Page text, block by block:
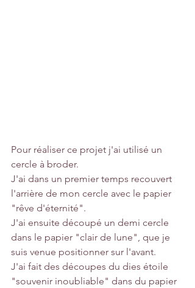
Pour réaliser ce projet j'ai utilisé un
cercle à broder.
J'ai dans un premier temps recouvert
l'arrière de mon cercle avec le papier
"rêve d'éternité".
J'ai ensuite découpé un demi cercle
dans le papier "clair de lune", que je
suis venue positionner sur l'avant.
J'ai fait des découpes du dies étoile
"souvenir inoubliable" dans du papier